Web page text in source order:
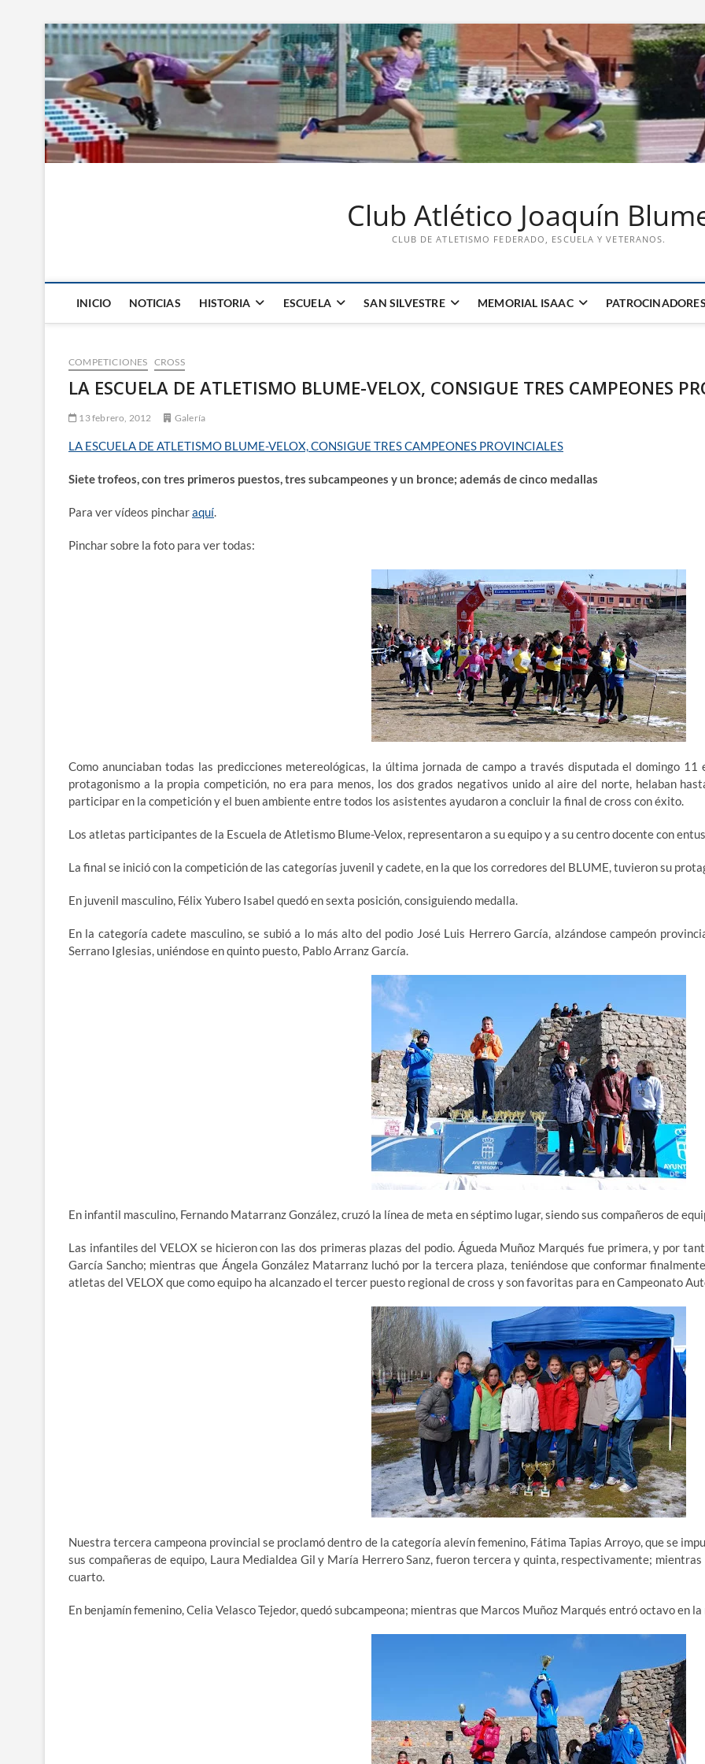
Saltar
contenido
Club Atlético Joaquín
CLUB DE ATLETISMO FEDERADO, ESCUELA Y VETERANOS.
INICIO NOTICIAS HISTORIA ESCUELA SAN SILVESTRE MEMORIAL ISAAC PATROCINADORES
COMPETICIONES CROSS
LA ESCUELA DE ATLETISMO BLUME-VELOX, CONSIGUE TRES CAMPEONES
13 febrero, 2012 Galería
LA ESCUELA DE ATLETISMO BLUME-VELOX, CONSIGUE TRES CAMPEONES PROVINCIALES
Siete trofeos, con tres primeros puestos, tres subcampeones y un bronce; además de cinco medallas
Para ver vídeos pincharaquí.
Pinchar sobre la foto para ver todas:
Como anunciaban todas las predicciones metereológicas, la última jornada de campo a través disputada el domingo
protagonismo a la propia competición, no era para menos, los dos grados negativos unido al aire del norte, helaban
participar en la competición y el buen ambiente entre todos los asistentes ayudaron a concluir la final de cross con éxito.
Los atletas participantes de la Escuela de Atletismo Blume-Velox, representaron a su equipo y a su centro docente con
La final se inició con la competición de las categorías juvenil y cadete, en la que los corredores del BLUME, tuvieron su
En juvenil masculino, Félix Yubero Isabel quedó en sexta posición, consiguiendo medalla.
En la categoría cadete masculino, se subió a lo más alto del podio José Luis Herrero García, alzándose campeón
Serrano Iglesias, uniéndose en quinto puesto, Pablo Arranz García.
En infantil masculino, Fernando Matarranz González, cruzó la línea de meta en séptimo lugar, siendo sus compañeros de
Las infantiles del VELOX se hicieron con las dos primeras plazas del podio. Águeda Muñoz Marqués fue primera, y por
García Sancho; mientras que Ángela González Matarranz luchó por la tercera plaza, teniéndose que conformar
atletas del VELOX que como equipo ha alcanzado el tercer puesto regional de cross y son favoritas para en Campeonato
Nuestra tercera campeona provincial se proclamó dentro de la categoría alevín femenino, Fátima Tapias Arroyo, que se
sus compañeras de equipo, Laura Medialdea Gil y María Herrero Sanz, fueron tercera y quinta, respectivamente;
cuarto.
En benjamín femenino, Celia Velasco Tejedor, quedó subcampeona; mientras que Marcos Muñoz Marqués entró octavo en